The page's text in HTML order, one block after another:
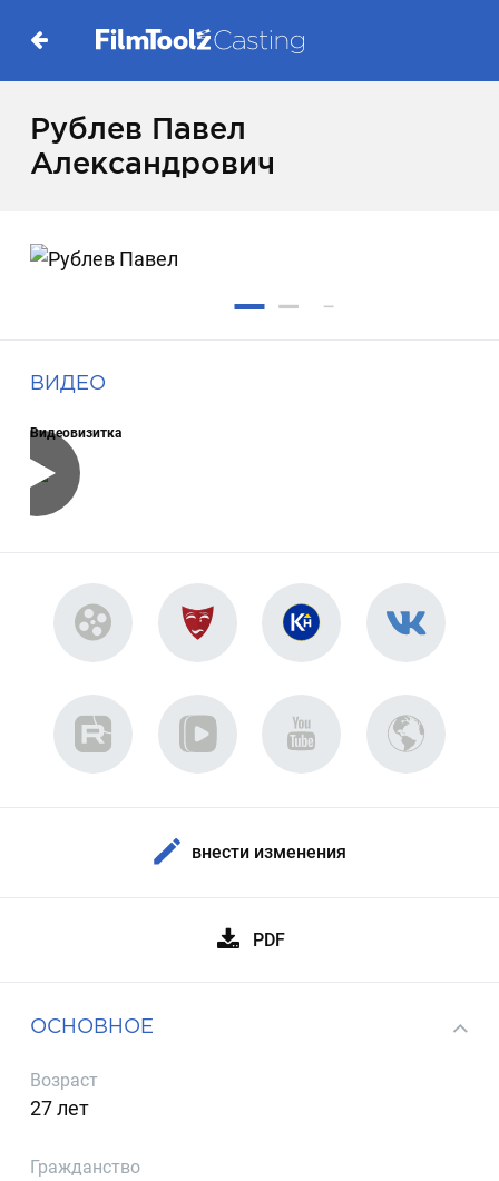
Рублев Павел
Александрович
ВИДЕО
Видеовизитка
внести изменения
PDF
ОСНОВНОЕ
Возраст
27 лет
Гражданство